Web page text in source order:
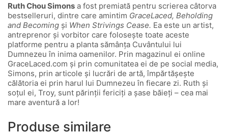
Ruth Chou Simons a fost premiată pentru scrierea câtorva
bestselleruri, dintre care amintim GraceLaced, Beholding
and Becoming și When Strivings Cease. Ea este un artist,
antreprenor și vorbitor care folosește toate aceste
platforme pentru a planta sămânța Cuvântului lui
Dumnezeu în inima oamenilor. Prin magazinul ei online
GraceLaced.com și prin comunitatea ei de pe social media,
Simons, prin articole și lucrări de artă, împărtășește
călătoria ei prin harul lui Dumnezeu în fiecare zi. Ruth și
soțul ei, Troy, sunt părinții fericiți a șase băieți – cea mai
mare aventură a lor!
Produse similare